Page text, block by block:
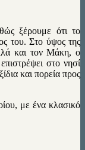
ξέρουμε ότι το
του. Στο ύψος της
και τον Μάκη, ο
στο νησί
και πορεία προς
με ένα κλασικό